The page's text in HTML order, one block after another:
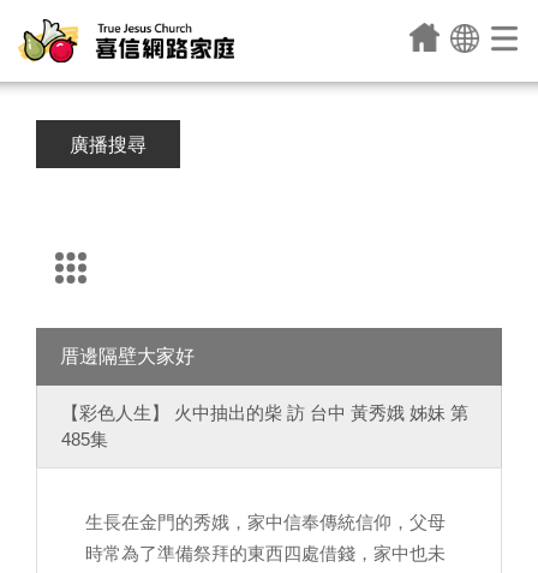
廣播搜尋
厝邊隔壁大家好
【彩色人生】 火中抽出的柴 訪 台中 黃秀娥 姊妹 第
485集
生長在金門的秀娥，家中信奉傳統信仰，父母
時常為了準備祭拜的東西四處借錢，家中也未